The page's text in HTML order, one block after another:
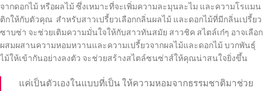
จากดอกไม้ หรือผลไม้ ซึ่งเหมาะที่จะเพิ่มความละมุนละไม และความโรแมน
ติกให้กับตัวคุณ สำหรับสาวเปรี้ยวเลือกกลิ่นผลไม้ และดอกไม้ที่มีกลิ่นเปรี้ยว
ซาบซ่า จะช่วยเติมความมั่นใจให้กับสาวทันสมัย สาวชิค สไตล์เก๋ๆ อาจเลือก
ผสมผสานความหอมหวานและความเปรี้ยวจากผลไม้และดอกไม้ บวกพันธุ์
ไม้ให้เข้ากันอย่างลงตัว จะช่วยสร้างสไตล์ซนซ่าส์ให้คุณน่าสนใจยิ่งขึ้น
แค่เป็นตัวเองในแบบที่เป็น ให้ความหอมจากธรรมชาติมาช่วย